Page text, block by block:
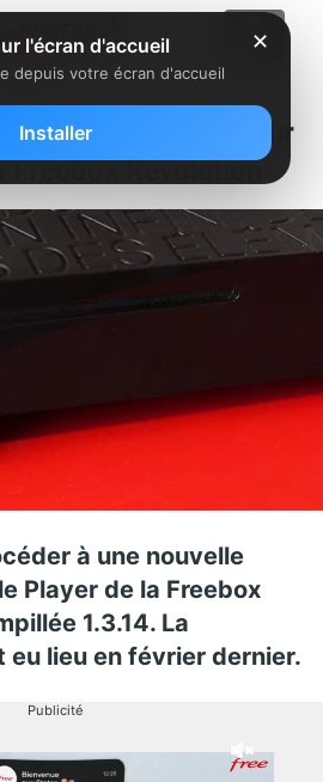
nouvelle mise à jour
Freebox Révolution
à une nouvelle
Player de la Freebox
1.3.14. La
lieu en février dernier.
Publicité
✕
l'écran d'accueil
depuis votre écran d'accueil
Installer